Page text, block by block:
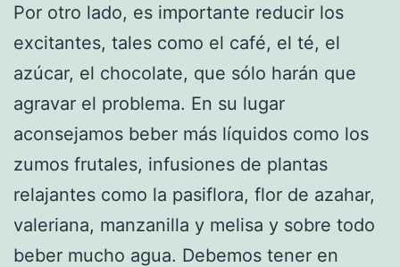
Por otro lado, es importante reducir los
excitantes, tales como el café, el té, el
azúcar, el chocolate, que sólo harán que
agravar el problema. En su lugar
aconsejamos beber más líquidos como los
zumos frutales, infusiones de plantas
relajantes como la pasiflora, flor de azahar,
valeriana, manzanilla y melisa y sobre todo
beber mucho agua. Debemos tener en